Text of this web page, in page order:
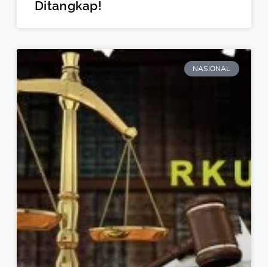
Ditangkap!
NASIONAL